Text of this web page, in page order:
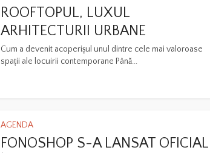
ROOFTOPUL, LUXUL
ARHITECTURII URBANE
Cum a devenit acoperișul unul dintre cele mai valoroase
spații ale locuirii contemporane Până...
AGENDA
FONOSHOP S-A LANSAT OFICIAL